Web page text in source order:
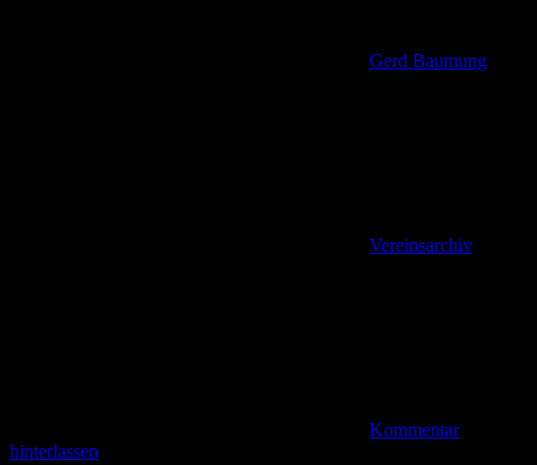
Gerd Baumung
Vereinsarchiv
Kommentar
hinterlassen